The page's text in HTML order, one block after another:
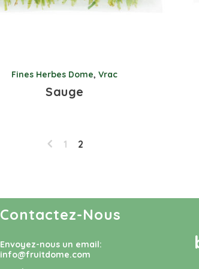
Fines Herbes Dome,Vrac
Sauge
1 2
Contactez-Nous
Envoyez-nous un email:
info@fruitdome.com